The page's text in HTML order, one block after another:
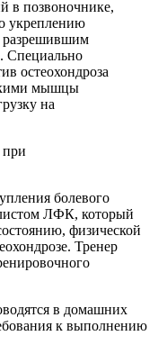
в позвоночнике,
укреплению
Специально
остеохондроза
мышцы
на
болевого
ЛФК, который
физической
Тренер
в домашних
к выполнению